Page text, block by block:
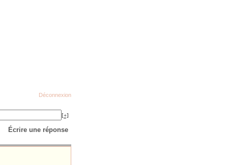
Déconnexion
[+]
Écrire une réponse